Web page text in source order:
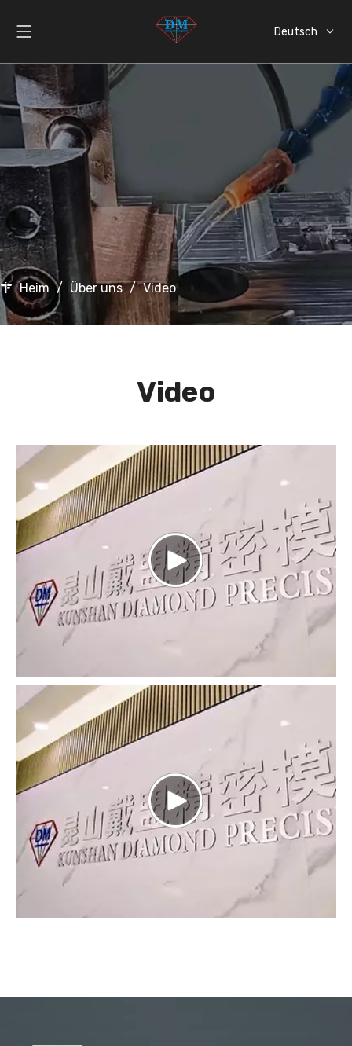
Deutsch
Español
Italiano
Heim / Über uns / Video
Video